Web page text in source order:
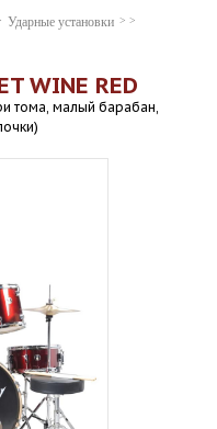
Ударные установки
WINE RED
тома, малый барабан,